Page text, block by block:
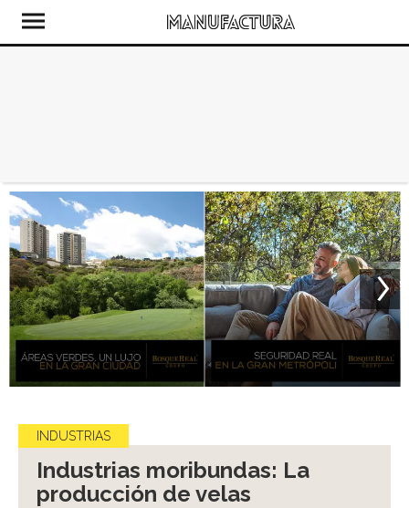
INDUSTRIAS
Industrias moribundas: La
producción de velas